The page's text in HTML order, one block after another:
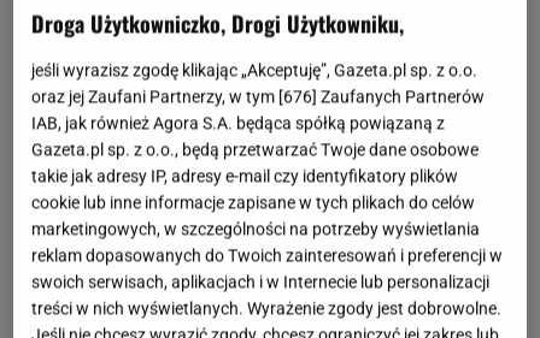
Poważny karambol podczas wyścigu w Polsce.
17 osób rannych
Droga Użytkowniczko, Drogi Użytkowniku,
jeśli wyrazisz zgodę klikając „Akceptuję”, Gazeta.pl sp. z o.o.
oraz jej Zaufani Partnerzy, w tym [676] Zaufanych Partnerów
IAB, jak również Agora S.A. będąca spółką powiązaną z
Gazeta.pl sp. z o.o., będą przetwarzać Twoje dane osobowe
takie jak adresy IP, adresy e-mail czy identyfikatory plików
cookie lub inne informacje zapisane w tych plikach do celów
marketingowych, w szczególności na potrzeby wyświetlania
reklam dopasowanych do Twoich zainteresowań i preferencji w
swoich serwisach, aplikacjach i w Internecie lub personalizacji
treści w nich wyświetlanych. Wyrażenie zgody jest dobrowolne.